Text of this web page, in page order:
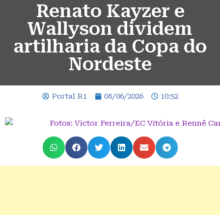
Renato Kayzer e
Wallyson dividem
artilharia da Copa do
Nordeste
Portal R1 08/06/2026 10:52